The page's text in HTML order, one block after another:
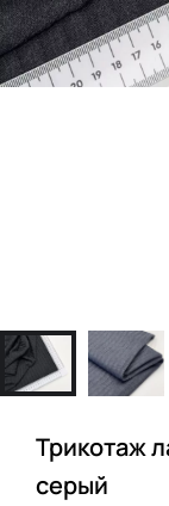
Трикотаж
серый